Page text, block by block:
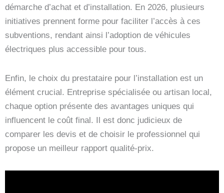
démarche d’achat et d’installation. En 2026, plusieurs
initiatives prennent forme pour faciliter l’accès à ces
subventions, rendant ainsi l’adoption de véhicules
électriques plus accessible pour tous.
Enfin, le choix du prestataire pour l’installation est un
élément crucial. Entreprise spécialisée ou artisan local,
chaque option présente des avantages uniques qui
influencent le coût final. Il est donc judicieux de
comparer les devis et de choisir le professionnel qui
propose un meilleur rapport qualité-prix.